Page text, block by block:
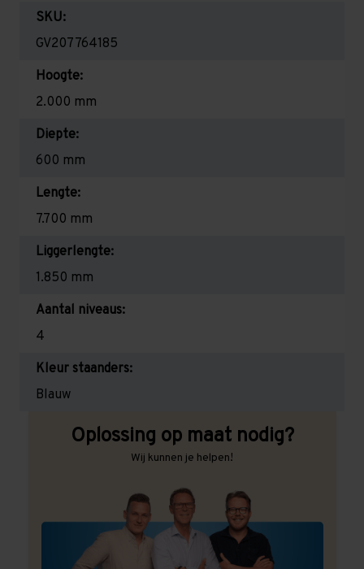
SKU:
GV207764185
Hoogte:
2.000 mm
Diepte:
600 mm
Lengte:
7.700 mm
Liggerlengte:
1.850 mm
Aantal niveaus:
4
Kleur staanders:
Blauw
Oplossing op maat nodig?
Wij kunnen je helpen!